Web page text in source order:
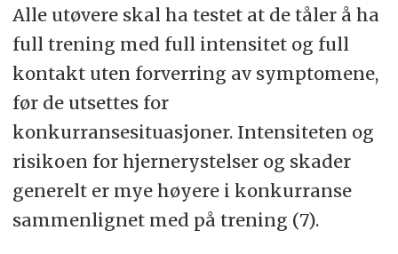
Alle utøvere skal ha testet at de tåler å ha
full trening med full intensitet og full
kontakt uten forverring av symptomene,
før de utsettes for
konkurransesituasjoner. Intensiteten og
risikoen for hjernerystelser og skader
generelt er mye høyere i konkurranse
sammenlignet med på trening (7).